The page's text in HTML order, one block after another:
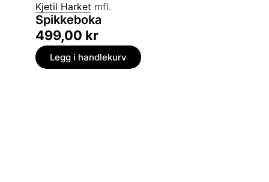
Kjetil Harket mfl.
Spikkeboka
499,00 kr
Legg i handlekurv